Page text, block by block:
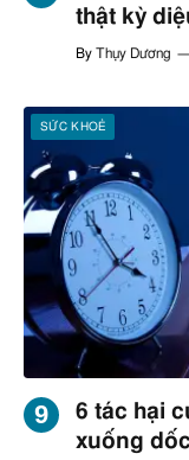
thật kỳ
By Thụy Dương
SỨC KHOẺ
6 tác hại
xuống dốc